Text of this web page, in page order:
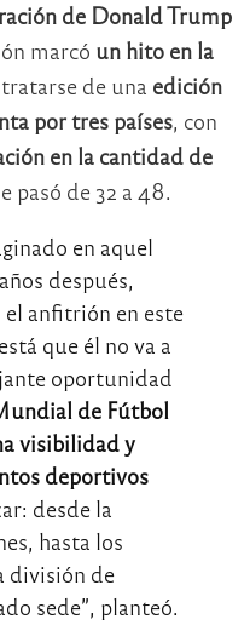
de Donald Trump
marcó un hito en la
de una edición
por tres países, con
en la cantidad de
pasó de 32 a 48.
en aquel
después,
anfitrión en este
que él no va a
oportunidad
de Fútbol
visibilidad y
deportivos
desde la
hasta los
división de
sede”, planteó.